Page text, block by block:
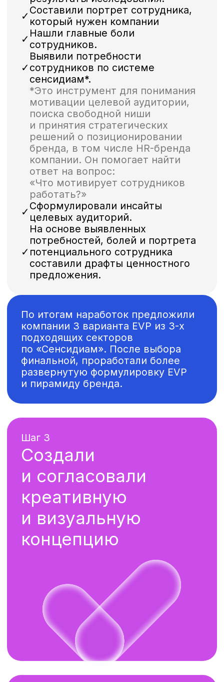
значение
Основой визуальной концепции
стали капсулы и таблетки, которые
также напоминают молекулы
под микроскопом.
Они складываются в фигуры,
отражающие тему конкретного
сообщения.
Текст, как и основной слоган
заключен в формы, напоминающие
капсулы. Кроме того,
мы проработали фотостиль
коммуникаций и показали
различные варианты
использования визуала.
адаптируется под любой требуемый
сообщений.
Результат
Разработали и утвердили
ценностное предложение,
подходящее целям